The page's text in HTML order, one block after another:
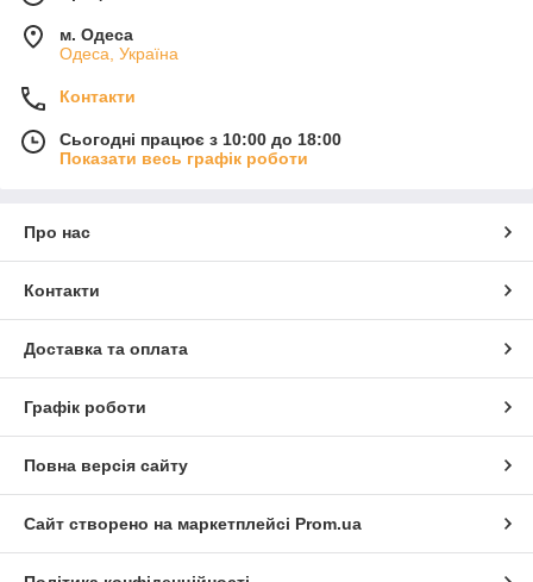
м. Одеса
Одеса, Україна
Контакти
Сьогодні працює з 10:00 до 18:00
Показати весь графік роботи
Про нас
Контакти
Доставка та оплата
Графік роботи
Повна версія сайту
Сайт створено на маркетплейсі Prom.ua